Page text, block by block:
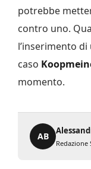
potrebbe
contro uno.
l’inserimento
caso
momento.
AB
Redazione